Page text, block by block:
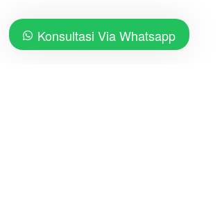
Konsultasi Via Whatsapp